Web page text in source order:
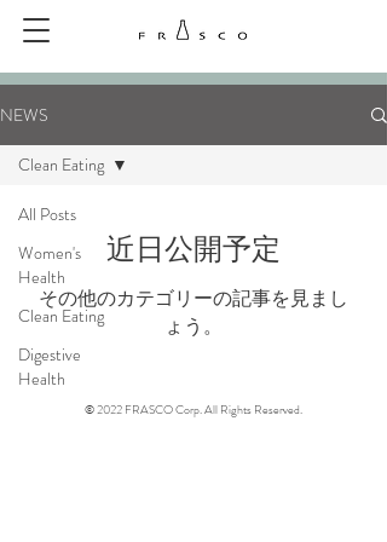
NEWS
All Posts
Women's
Health
Clean Eating
Digestive
Health
Clean Eating
近日公開予定
その他のカテゴリーの記事を見まし
ょう。
© 2022 FRASCO Corp. All Rights Reserved.